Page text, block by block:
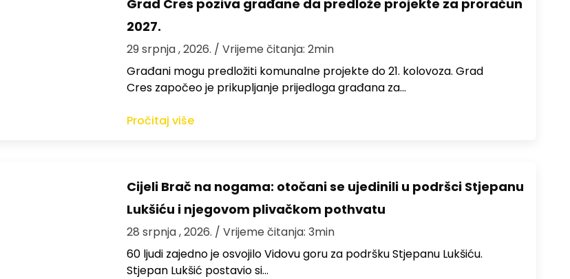
Grad Cres poziva građane da predlože projekte za proračun
2027.
29 srpnja , 2026. / Vrijeme čitanja: 2min
Građani mogu predložiti komunalne projekte do 21. kolovoza. Grad
Cres započeo je prikupljanje prijedloga građana za…
Pročitaj više
Cijeli Brač na nogama: otočani se ujedinili u podršci Stjepanu
Lukšiću i njegovom plivačkom pothvatu
28 srpnja , 2026. / Vrijeme čitanja: 3min
60 ljudi zajedno je osvojilo Vidovu goru za podršku Stjepanu Lukšiću.
Stjepan Lukšić postavio si…